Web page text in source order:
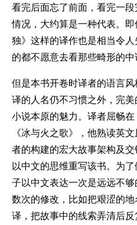
看完后面忘了前面，看完一
情况，大约算是一种代表。
独》这样的译作也是相当令
的都不愿意去看那些畸形的中
但是本书开卷时译者的语言
译的人名仍不习惯之外，完
小说本原的魅力。译者屈畅
《冰与火之歌》，他熟读英
者的构建的宏大故事架构及
以中文的思维重写该书。为
子以中文表达一次是远远不
数次的修改，比如把艰涩的
译，把故事中的线索弄清后